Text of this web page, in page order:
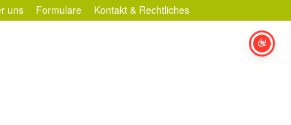
uns Formulare Kontakt & Rechtliches